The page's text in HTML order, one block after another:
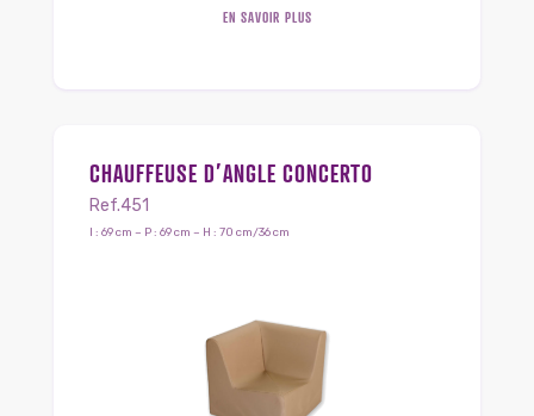
EN SAVOIR PLUS
CHAUFFEUSE D’ANGLE CONCERTO
Ref.451
l : 69 cm – P : 69 cm – H : 70 cm/36 cm